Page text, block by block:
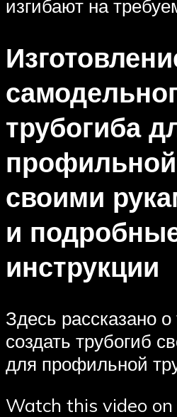
изгибают на
трубогиба
своими
и
инструкции
Здесь рассказано
создать трубогиб
для профильной
Watch this video on